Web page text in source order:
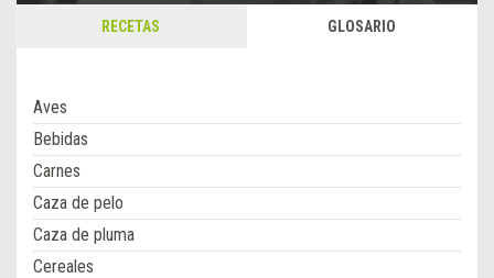
RECETAS GLOSARIO
Aves
Bebidas
Carnes
Caza de pelo
Caza de pluma
Cereales